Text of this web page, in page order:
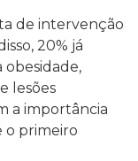
de intervenção
20% já
obesidade,
lesões
a importância
o primeiro